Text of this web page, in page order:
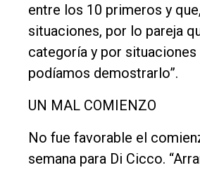
entre los 10 primeros y
situaciones, por lo pareja
categoría y por situaciones
podíamos demostrarlo”.
UN MAL COMIENZO
No fue favorable el
semana para Di Cicco.